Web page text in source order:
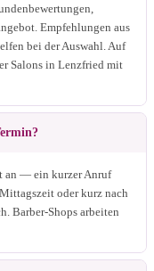
Empfehlungen aus
bei der Auswahl. Auf
Salons in Lenzfried mit
an — ein kurzer Anruf
oder kurz nach
Barber-Shops arbeiten